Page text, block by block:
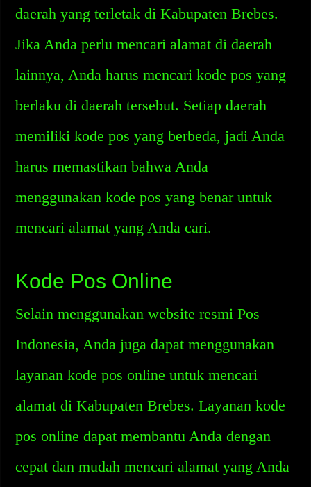
daerah yang terletak di Kabupaten Brebes.
Jika Anda perlu mencari alamat di daerah
lainnya, Anda harus mencari kode pos yang
berlaku di daerah tersebut. Setiap daerah
memiliki kode pos yang berbeda, jadi Anda
harus memastikan bahwa Anda
menggunakan kode pos yang benar untuk
mencari alamat yang Anda cari.
Kode Pos Online
Selain menggunakan website resmi Pos
Indonesia, Anda juga dapat menggunakan
layanan kode pos online untuk mencari
alamat di Kabupaten Brebes. Layanan kode
pos online dapat membantu Anda dengan
cepat dan mudah mencari alamat yang Anda